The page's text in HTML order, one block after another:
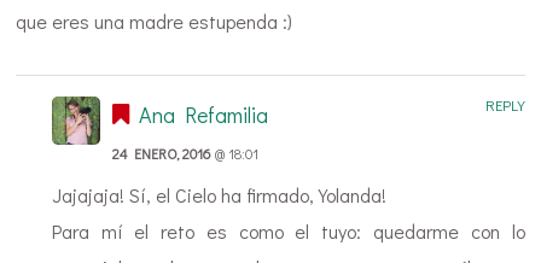
que eres una madre estupenda :)
Ana Refamilia
24 ENERO, 2016@ 18:01
Jajajaja! Sí, el Cielo ha firmado, Yolanda!
Para mí el reto es como el tuyo: quedarme con lo
REPLY